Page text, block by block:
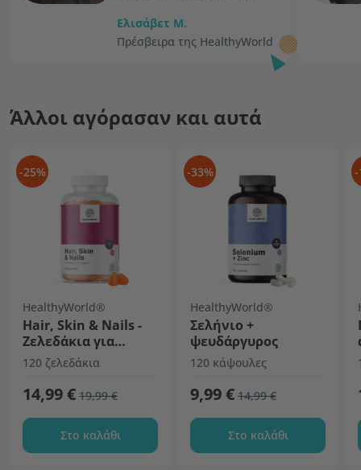
Ελισάβετ M.
Πρέσβειρα της HealthyWorld
Άλλοι αγόρασαν και αυτά
-25%
HealthyWorld®
Hair, Skin & Nails -
Ζελεδάκια για
μαλλιά, δέρμα και
νύχια
120 ζελεδάκια
14,99 € 19,99 €
Στο καλάθι
-33%
HealthyWorld®
Σελήνιο +
ψευδάργυρος
120 κάψουλες
9,99 € 14,99 €
Στο καλάθι
-